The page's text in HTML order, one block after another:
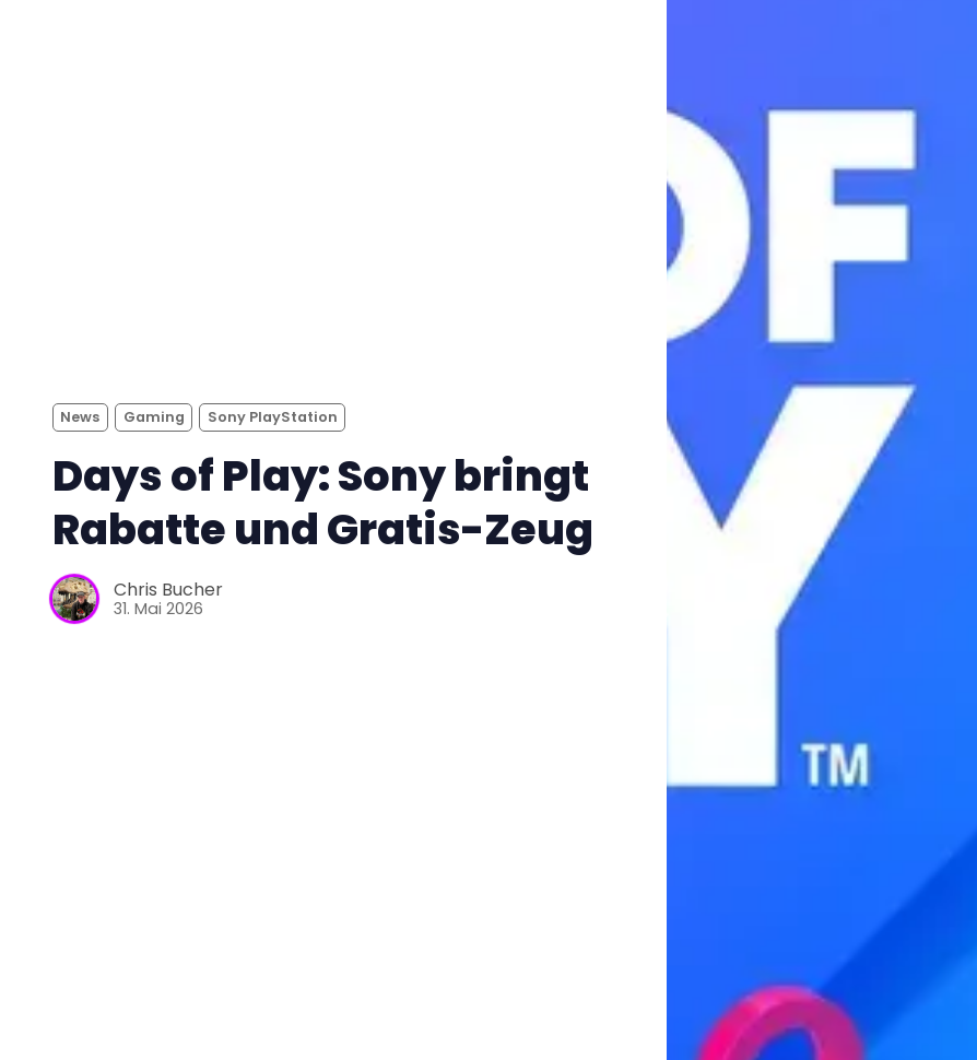
Kontakt
News Gaming Sony PlayStation
Days of Play: Sony bringt
Rabatte und Gratis-Zeug
Chris Bucher
31. Mai 2026